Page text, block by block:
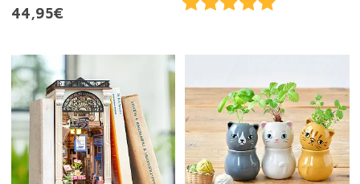
44,95€